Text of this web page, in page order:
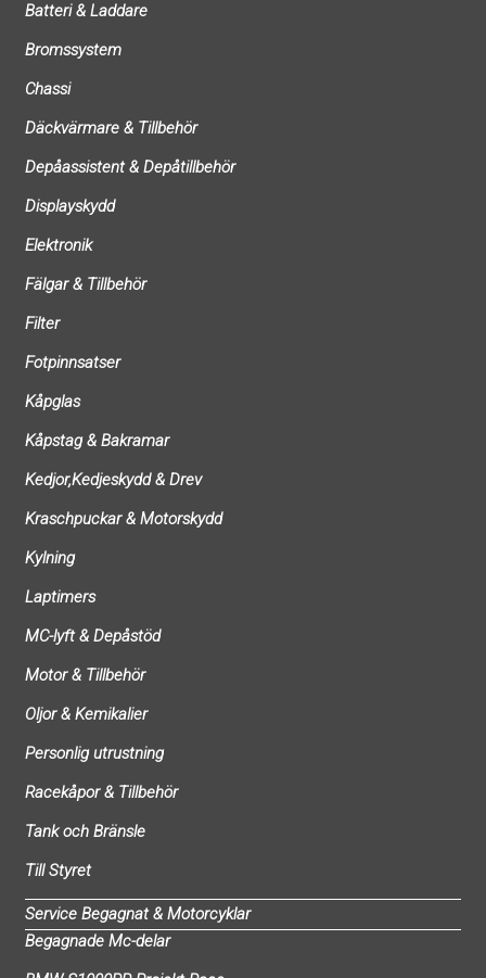
Batteri & Laddare
Bromssystem
Chassi
Däckvärmare & Tillbehör
Depåassistent & Depåtillbehör
Displayskydd
Elektronik
Fälgar & Tillbehör
Filter
Fotpinnsatser
Kåpglas
Kåpstag & Bakramar
Kedjor,Kedjeskydd & Drev
Kraschpuckar & Motorskydd
Kylning
Laptimers
MC-lyft & Depåstöd
Motor & Tillbehör
Oljor & Kemikalier
Personlig utrustning
Racekåpor & Tillbehör
Tank och Bränsle
Till Styret
Service Begagnat & Motorcyklar
Begagnade Mc-delar